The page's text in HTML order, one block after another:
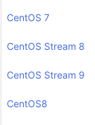
CentOS 7
CentOS Stream 8
CentOS Stream 9
CentOS8